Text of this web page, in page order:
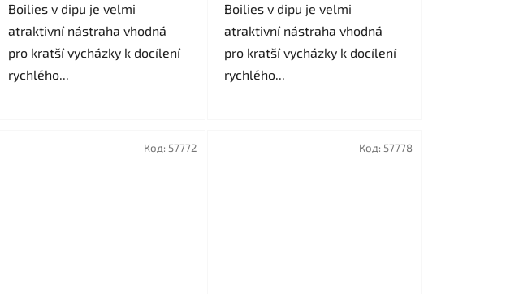
Boilies v dipu je velmi
atraktivní nástraha vhodná
pro kratší vycházky k docílení
rychlého...
Boilies v dipu je velmi
atraktivní nástraha vhodná
pro kratší vycházky k docílení
rychlého...
Код: 57772 Код: 57778